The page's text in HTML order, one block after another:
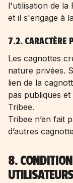
l'utilisation de la
et il s'engage à
7.2. CARACTÈRE
Les cagnottes
nature privées.
lien de la
pas publiques et
Tribee.
Tribee n’en fait
d’autres
8.
UTILISATEURS